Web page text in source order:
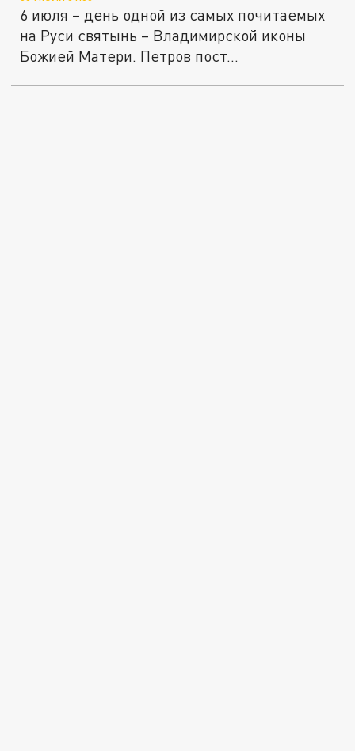
6 июля – день одной из самых почитаемых
на Руси святынь – Владимирской иконы
Божией Матери. Петров пост...